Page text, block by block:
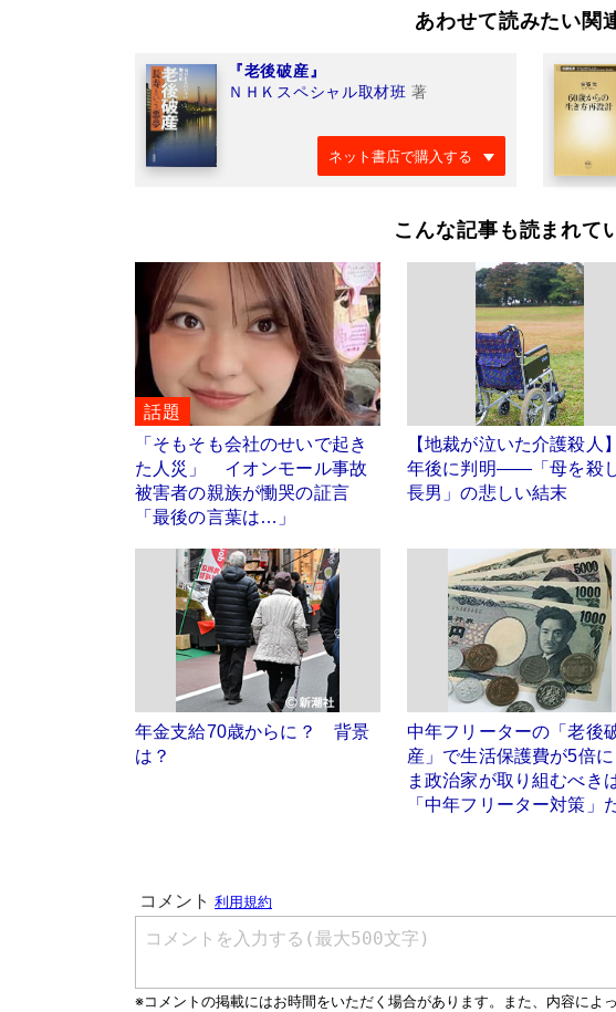
あわせて読みたい関
『老後破産』
ＮＨＫスペシャル取材班 著
ネット書店で購入する
こんな記事も読まれて
話題
「そもそも会社のせいで起き
た人災」 イオンモール事故
被害者の親族が慟哭の証言
「最後の言葉は…」
【地裁が泣いた介護殺人
年後に判明――「母を殺
長男」の悲しい結末
年金支給70歳からに？ 背景
は？
中年フリーターの「老後
産」で生活保護費が5倍
ま政治家が取り組むべき
「中年フリーター対策」